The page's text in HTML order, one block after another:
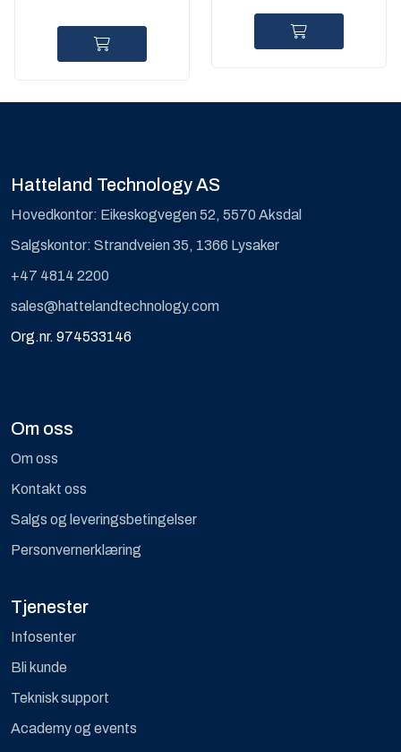
Hatteland Technology AS
Hovedkontor: Eikeskogvegen 52, 5570 Aksdal
Salgskontor: Strandveien 35, 1366 Lysaker
+47 4814 2200
sales@hattelandtechnology.com
Org.nr. 974533146
Om oss
Om oss
Kontakt oss
Salgs og leveringsbetingelser
Personvernerklæring
Tjenester
Infosenter
Bli kunde
Teknisk support
Academy og events